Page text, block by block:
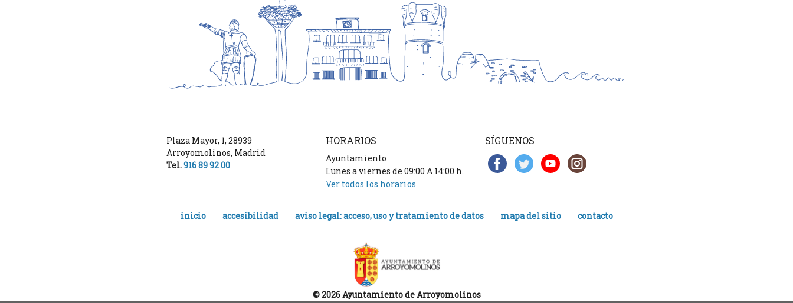
Plaza Mayor, 1, 28939
Arroyomolinos, Madrid
Tel.916 89 92 00
HORARIOS
Ayuntamiento
Lunes a viernes de 09:00 A 14:00 h.
Ver todos los horarios
SÍGUENOS
inicio accesibilidad aviso legal: acceso, uso y tratamiento de datos mapa del sitio contacto
© 2026 Ayuntamiento de Arroyomolinos